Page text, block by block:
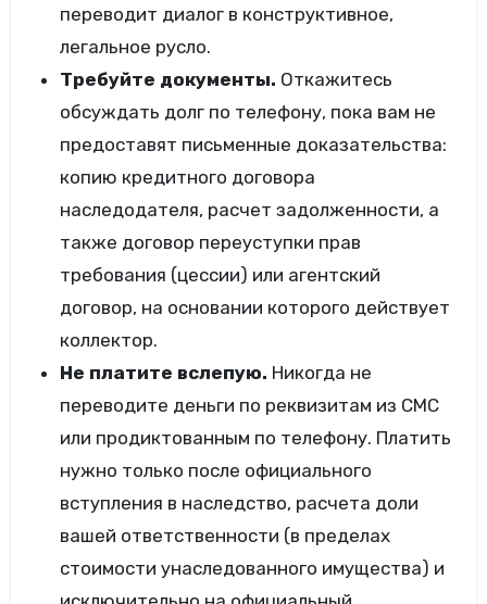
переводит диалог в конструктивное,
легальное русло.
Требуйте документы. Откажитесь
обсуждать долг по телефону, пока вам не
предоставят письменные доказательства:
копию кредитного договора
наследодателя, расчет задолженности, а
также договор переуступки прав
требования (цессии) или агентский
договор, на основании которого действует
коллектор.
Не платите вслепую. Никогда не
переводите деньги по реквизитам из СМС
или продиктованным по телефону. Платить
нужно только после официального
вступления в наследство, расчета доли
вашей ответственности (в пределах
стоимости унаследованного имущества) и